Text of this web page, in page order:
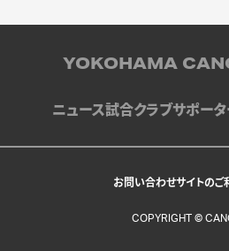
YOKOHAMA
ニュース試合クラブサポータ
お問い合わせサイトのご
COPYRIGHT ©